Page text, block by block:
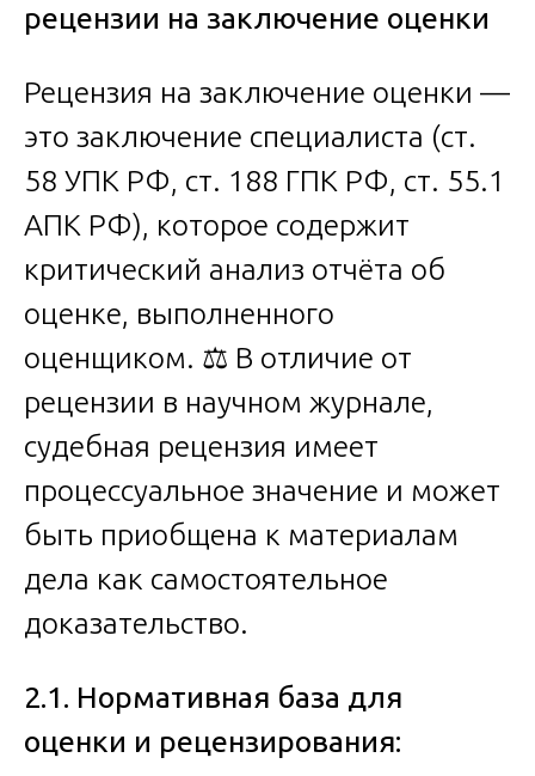
рецензии на заключение оценки
Рецензия на заключение оценки —
это заключение специалиста (ст.
58 УПК РФ, ст. 188 ГПК РФ, ст. 55.1
АПК РФ), которое содержит
критический анализ отчёта об
оценке, выполненного
оценщиком. ⚖️ В отличие от
рецензии в научном журнале,
судебная рецензия имеет
процессуальное значение и может
быть приобщена к материалам
дела как самостоятельное
доказательство.
2.1. Нормативная база для
оценки и рецензирования: